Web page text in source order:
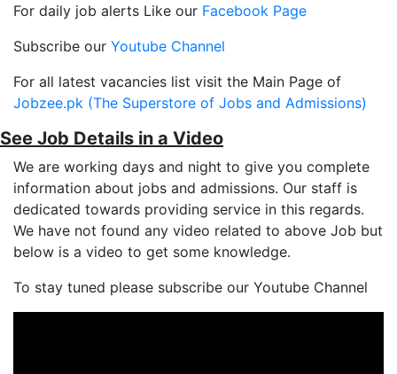
For daily job alerts Like our Facebook Page
Subscribe our Youtube Channel
For all latest vacancies list visit the Main Page of
Jobzee.pk (The Superstore of Jobs and Admissions)
See Job Details in a Video
We are working days and night to give you complete
information about jobs and admissions. Our staff is
dedicated towards providing service in this regards.
We have not found any video related to above Job but
below is a video to get some knowledge.
To stay tuned please subscribe our Youtube Channel